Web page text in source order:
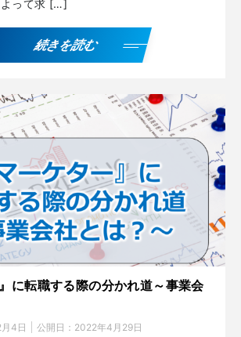
よって求 […]
続きを読む
に転職する際の分かれ道～事業会
4日 公開日： 2022年4月29日